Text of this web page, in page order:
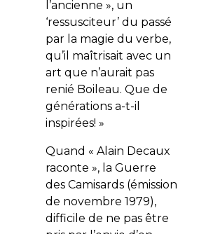
l’ancienne », un
‘ressusciteur’ du passé
par la magie du verbe,
qu’il maîtrisait avec un
art que n’aurait pas
renié Boileau. Que de
générations a-t-il
inspirées! »
Quand « Alain Decaux
raconte », la Guerre
des Camisards (émission
de novembre 1979),
difficile de ne pas être